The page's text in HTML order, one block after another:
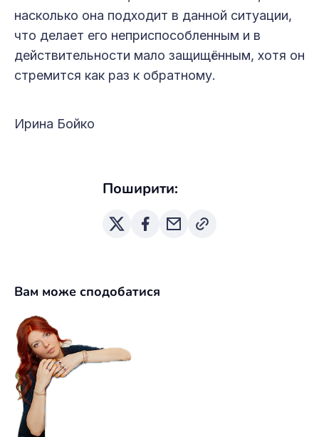
насколько она подходит в данной ситуации,
что делает его неприспособленным и в
действительности мало защищённым, хотя он
стремится как раз к обратному.
Ирина Бойко
Поширити:
Вам може сподобатися